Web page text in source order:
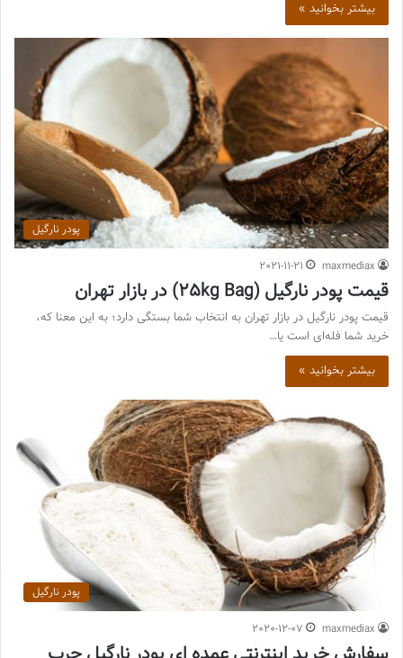
بیشتر بخوانید »
پودر نارگیل
maxmediax
2021-11-21
قیمت پودر نارگیل (25kg Bag) در بازار تهران
قیمت پودر نارگیل در بازار تهران به انتخاب شما بستگی دارد؛ به این معنا که،
خرید شما فله‌ای است یا…
بیشتر بخوانید »
پودر نارگیل
maxmediax
2020-12-07